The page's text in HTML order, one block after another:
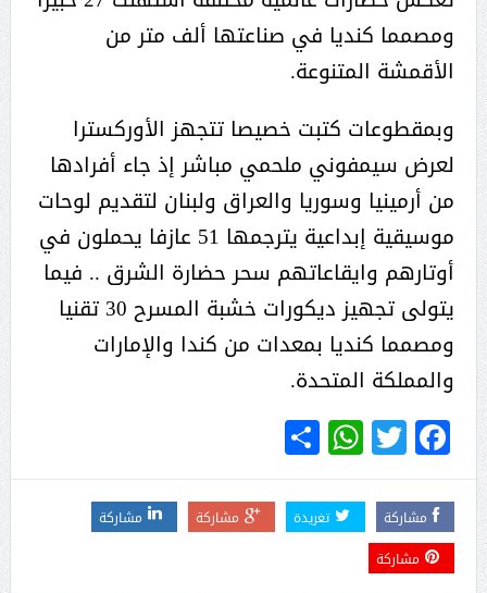
ومصمما كنديا في صناعتها ألف متر من
الأقمشة المتنوعة.
وبمقطوعات كتبت خصيصا تتجهز الأوركسترا
لعرض سيمفوني ملحمي مباشر إذ جاء أفرادها
من أرمينيا وسوريا والعراق ولبنان لتقديم لوحات
موسيقية إبداعية يترجمها 51 عازفا يحملون في
أوتارهم وايقاعاتهم سحر حضارة الشرق .. فيما
يتولى تجهيز ديكورات خشبة المسرح 30 تقنيا
ومصمما كنديا بمعدات من كندا والإمارات
والمملكة المتحدة.
Facebook
Twitter
WhatsApp
Share
مشاركة تغريدة مشاركة
مشاركة
مشاركة